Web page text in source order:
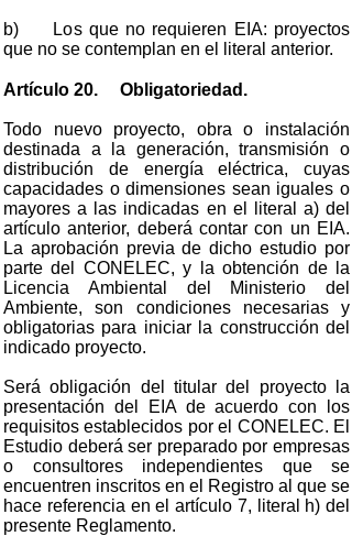
b) Los que no requieren EIA: proyectos
que no se contemplan en el literal anterior.
Artículo 20. Obligatoriedad.
Todo nuevo proyecto, obra o instalación
destinada a la generación, transmisión o
distribución de energía eléctrica, cuyas
capacidades o dimensiones sean iguales o
mayores a las indicadas en el literal a) del
artículo anterior, deberá contar con un EIA.
La aprobación previa de dicho estudio por
parte del CONELEC, y la obtención de la
Licencia Ambiental del Ministerio del
Ambiente, son condiciones necesarias y
obligatorias para iniciar la construcción del
indicado proyecto.
Será obligación del titular del proyecto la
presentación del EIA de acuerdo con los
requisitos establecidos por el CONELEC. El
Estudio deberá ser preparado por empresas
o consultores independientes que se
encuentren inscritos en el Registro al que se
hace referencia en el artículo 7, literal h) del
presente Reglamento.